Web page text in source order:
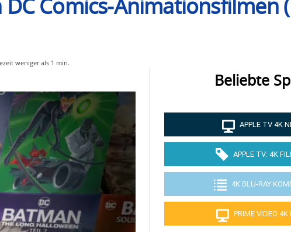
Comics-Animationsfilmen
weniger als 1 min.
Beliebte
APPLE TV 4K
APPLE TV: 4K
4K BLU-RAY
PRIME VIDEO 4K